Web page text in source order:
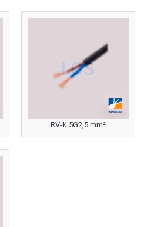
RV-K 5G2,5 mm²